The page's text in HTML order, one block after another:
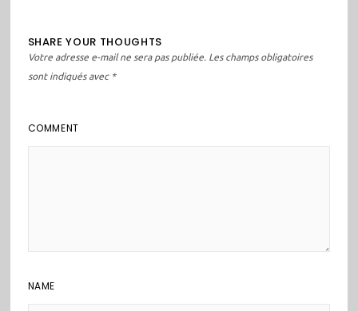
SHARE YOUR THOUGHTS
Votre adresse e-mail ne sera pas publiée. Les champs obligatoires
sont indiqués avec *
COMMENT
NAME